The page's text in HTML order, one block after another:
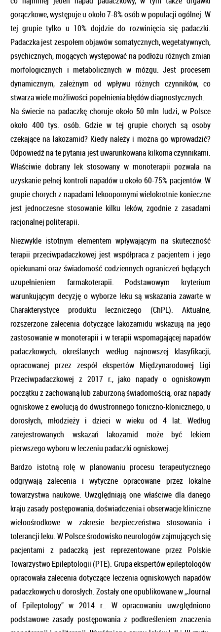
gorączkowe, występuje u około 7-8% osób w populacji ogólnej. W
tej grupie tylko u 10% dojdzie do rozwinięcia się padaczki.
Padaczka jest zespołem objawów somatycznych, wegetatywnych,
psychicznych, mogących występować na podłożu różnych zmian
morfologicznych i metabolicznych w mózgu. Jest procesem
dynamicznym, zależnym od wpływu różnych czynników, co
stwarza wiele możliwości popełnienia błędów diagnostycznych.
Na świecie na padaczkę choruje około 50 mln ludzi, w Polsce
około 400 tys. osób. Gdzie w tej grupie chorych są osoby
czekające na lakozamid? Kiedy należy i można go wprowadzić?
Odpowiedź na te pytania jest uwarunkowana kilkoma czynnikami.
Właściwie dobrany lek stosowany w monoterapii pozwala na
uzyskanie pełnej kontroli napadów u około 60-75% pacjentów. W
grupie chorych z napadami lekoopornymi wielokrotnie konieczne
jest jednoczesne stosowanie kilku leków, zgodnie z zasadami
racjonalnej politerapii.
Niezwykle istotnym elementem wpływającym na skuteczność
terapii przeciwpadaczkowej jest współpraca z pacjentem i jego
opiekunami oraz świadomość codziennych ograniczeń będących
uzupełnieniem farmakoterapii. Podstawowym kryterium
warunkującym decyzję o wyborze leku są wskazania zawarte w
Charakterystyce produktu leczniczego (ChPL). Aktualne,
rozszerzone zalecenia dotyczące lakozamidu wskazują na jego
zastosowanie w monoterapii i w terapii wspomagającej napadów
padaczkowych, określanych według najnowszej klasyfikacji,
opracowanej przez zespół ekspertów Międzynarodowej Ligi
Przeciwpadaczkowej z 2017 r., jako napady o ogniskowym
początku z zachowaną lub zaburzoną świadomością, oraz napady
ogniskowe z ewolucją do dwustronnego toniczno-klonicznego, u
dorosłych, młodzieży i dzieci w wieku od 4 lat. Według
zarejestrowanych wskazań lakozamid może być lekiem
pierwszego wyboru w leczeniu padaczki ogniskowej.
Bardzo istotną rolę w planowaniu procesu terapeutycznego
odgrywają zalecenia i wytyczne opracowane przez lokalne
towarzystwa naukowe. Uwzględniają one właściwe dla danego
kraju zasady postępowania, doświadczenia i obserwacje kliniczne
wieloośrodkowe w zakresie bezpieczeństwa stosowania i
tolerancji leku. W Polsce środowisko neurologów zajmujących się
pacjentami z padaczką jest reprezentowane przez Polskie
Towarzystwo Epileptologii (PTE). Grupa ekspertów epileptologów
opracowała zalecenia dotyczące leczenia ogniskowych napadów
padaczkowych u dorosłych. Zostały one opublikowane w „Journal
of Epileptology” w 2014 r.. W opracowaniu uwzględniono
podstawowe zasady postępowania z podkreśleniem znaczenia